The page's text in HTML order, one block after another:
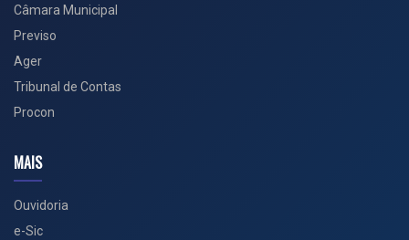
Câmara Municipal
Previso
Ager
Tribunal de Contas
Procon
MAIS
Ouvidoria
e-Sic